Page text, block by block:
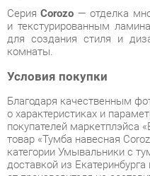
Условия покупки
Благодаря качественным
о характеристиках и
товар «Тумба навесная
доставкой из Екатеринбурга
от производителя не составит
Мы отправляем заказы в
ассортимента в наличии на
получите не позднее48-ми
заказа. Дополнительно вы